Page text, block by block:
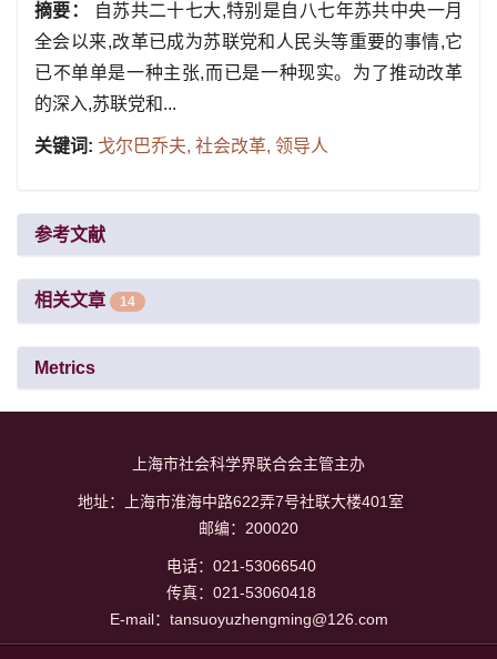
摘要：
自苏共二十七大,特别是自八七年苏共中央一月
全会以来,改革已成为苏联党和人民头等重要的事情,它
已不单单是一种主张,而已是一种现实。为了推动改革
的深入,苏联党和...
关键词: 戈尔巴乔夫, 社会改革, 领导人
参考文献
相关文章 14
Metrics
上海市社会科学界联合会主管主办
地址：上海市淮海中路622弄7号社联大楼401室
邮编：200020
电话：021-53066540
传真：021-53060418
E-mail：tansuoyuzhengming@126.com